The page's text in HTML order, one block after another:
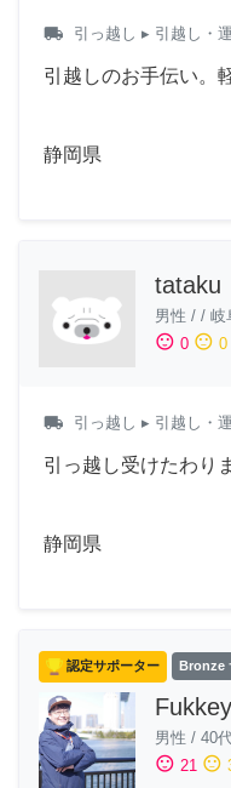
local_shipping 引っ越し ▸ 引越し・
引越しのお手伝い。
静岡県
tataku
男性 / / 岐
sentiment_satisfied 0 sentiment_neutral 0
local_shipping 引っ越し ▸ 引越し・
引っ越し受けたわり
静岡県
認定サポーター Bronze
男性 / 40
sentiment_satisfied 21 sentiment_neutral